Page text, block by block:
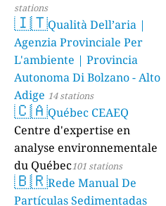
stations
🇮🇹Qualità Dell’aria |
Agenzia Provinciale Per
L'ambiente | Provincia
Autonoma Di Bolzano - Alto
Adige 14 stations
🇨🇦Québec CEAEQ
Centre d'expertise en
analyse environnementale
du Québec101 stations
🇧🇷Rede Manual De
Partículas Sedimentadas